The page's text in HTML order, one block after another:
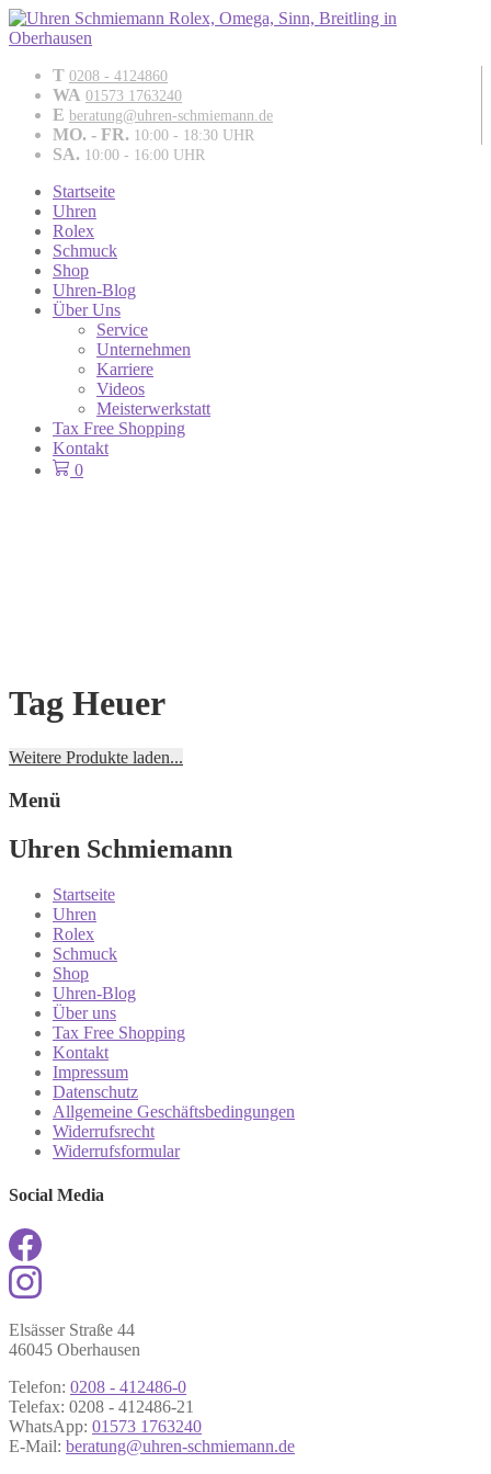
T 0208 - 4124860
WA 01573 1763240
E beratung@uhren-schmiemann.de
MO. - FR. 10:00 - 18:30 UHR
SA. 10:00 - 16:00 UHR
Startseite
Uhren
Rolex
Schmuck
Shop
Uhren-Blog
Über Uns
Service
Unternehmen
Karriere
Videos
Meisterwerkstatt
Tax Free Shopping
Kontakt
0
Tag Heuer
Weitere Produkte laden...
Menü
Uhren Schmiemann
Startseite
Uhren
Rolex
Schmuck
Shop
Uhren-Blog
Über uns
Tax Free Shopping
Kontakt
Impressum
Datenschutz
Allgemeine Geschäftsbedingungen
Widerrufsrecht
Widerrufsformular
Social Media
Elsässer Straße 44
46045 Oberhausen
Telefon: 0208 - 412486-0
Telefax: 0208 - 412486-21
WhatsApp: 01573 1763240
E-Mail: beratung@uhren-schmiemann.de